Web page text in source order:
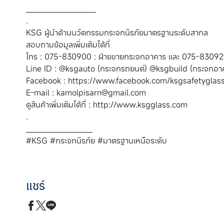
.
KSG ผู้นำด้านนวัตกรรมกระจกนิรภัยมาตรฐานระดับสากล
สอบถามข้อมูลเพิ่มเติมได้ที่
โทร : 075-830900 : ฝ่ายขายกระจกอาคาร และ 075-
Line ID : @ksgauto (กระจกรถยนต์) @ksgbuild (กระจกอา
Facebook : https://www.facebook.com/ksgsafetyglass
E-mail : kamolpisarn@gmail.com
ดูสินค้าเพิ่มเติมได้ที่ : http://www.ksgglass.com
.
#KSG #กระจกนิรภัย #มาตรฐานเหนือระดับ
แชร์